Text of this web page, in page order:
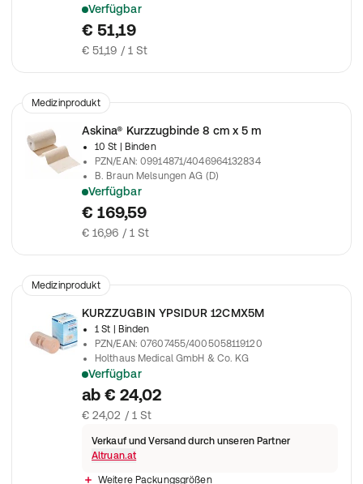
Verfügbar
Kohäsive Kurzzugbinde mit sicherer Haftkraft
€ 51,19
€ 51,19 / 1 St
Medizinprodukt
Askina® Kurzzugbinde 8 cm x 5 m
10 St
| Binden
PZN/EAN:09914871/4046964132834
B. Braun Melsungen AG (D)
Verfügbar
Zur Anwendung in der Kompressionstherapie und in der
€ 169,59
€ 16,96 / 1 St
Medizinprodukt
KURZZUGBIN YPSIDUR 12CMX5M
1 St
| Binden
PZN/EAN:07607455/4005058119120
Holthaus Medical GmbH & Co. KG
Verfügbar
KURZZUGBINDE Ypsidur 12 cmx5 m
ab € 24,02
€ 24,02 / 1 St
Verkauf und Versand durch unseren Partner
Altruan.at
Weitere Packungsgrößen